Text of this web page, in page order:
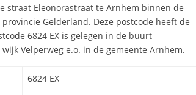
straat Eleonorastraat te Arnhem binnen de
Gelderland. Deze postcode heeft de
6824 EX is gelegen in de buurt
Velperweg e.o. in de gemeente Arnhem.
6824 EX